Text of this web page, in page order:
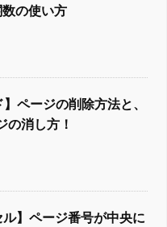
の使い方
ページの削除方法と、
の消し方！
ル】ページ番号が中央に